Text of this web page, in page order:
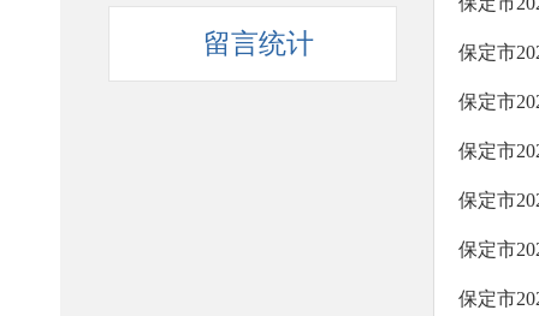
留言统计 保定市
保定市
保定市
保定市
保定市
保定市